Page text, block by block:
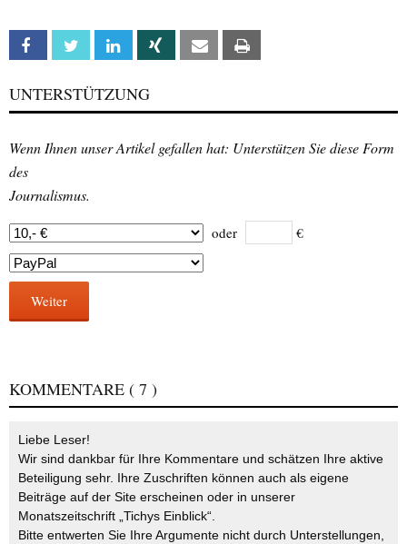
Facebook Twitter Linkedin Xing Email
UNTERSTÜTZUNG
Wenn Ihnen unser Artikel gefallen hat: Unterstützen Sie diese Form
des
Journalismus.
oder €
Weiter
KOMMENTARE ( 7 )
Liebe Leser!
Wir sind dankbar für Ihre Kommentare und schätzen Ihre aktive
Beteiligung sehr. Ihre Zuschriften können auch als eigene
Beiträge auf der Site erscheinen oder in unserer
Monatszeitschrift „Tichys Einblick“.
Bitte entwerten Sie Ihre Argumente nicht durch Unterstellungen,